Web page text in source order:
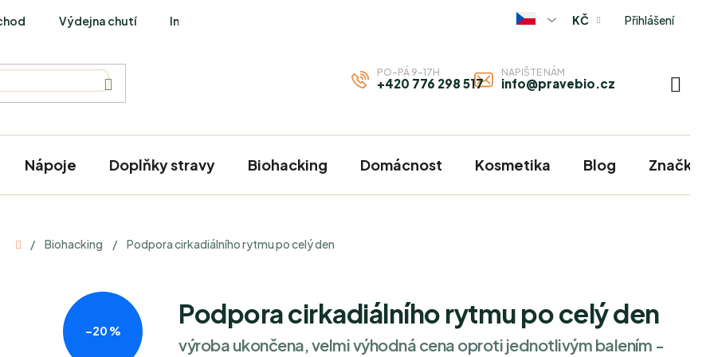
Výdejna chutí Interviews KČ Přihlášení
PO-PÁ 9-17H
+420 776 298 517
NAPIŠTE NÁM
info@pravebio.cz
Nápoje Doplňky stravy Biohacking Domácnost Kosmetika Blog Značky
Domů
/ Biohacking / Podpora cirkadiálního rytmu po celý den
Podpora cirkadiálního rytmu po celý den
výroba ukončena, velmi výhodná cena oproti jednotlivým balením -
–20 %